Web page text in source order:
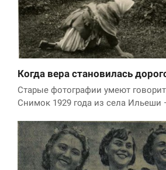
Когда вера становилась
Старые фотографии умеют
Снимок 1929 года из села Ильеши